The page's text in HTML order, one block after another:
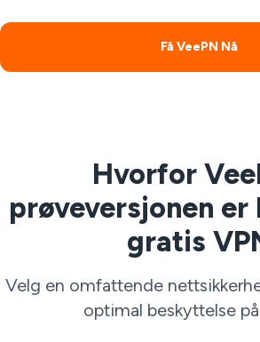
Få VeePN Nå
Hvorfor
prøveversjonen er
gratis
Velg en omfattende
optimal beskyttelse